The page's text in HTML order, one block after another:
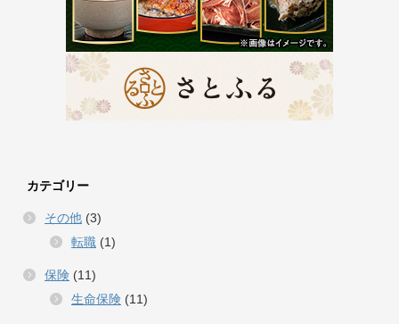
カテゴリー
その他 (3)
転職 (1)
保険 (11)
生命保険 (11)